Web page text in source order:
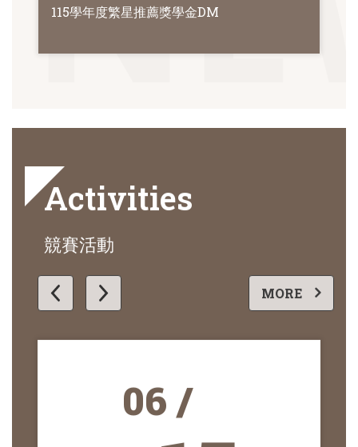
115學年度繁星推薦獎學金DM
Activities
競賽活動
06 /
MORE 更多